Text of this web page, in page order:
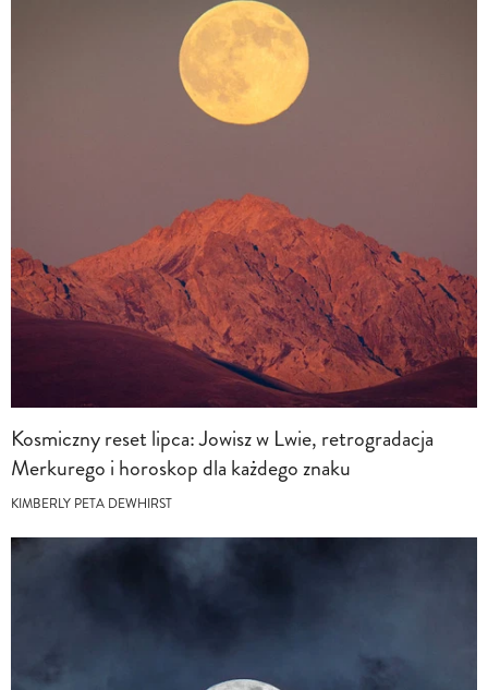
Kosmiczny reset lipca: Jowisz w Lwie, retrogradacja
Merkurego i horoskop dla każdego znaku
KIMBERLY PETA DEWHIRST